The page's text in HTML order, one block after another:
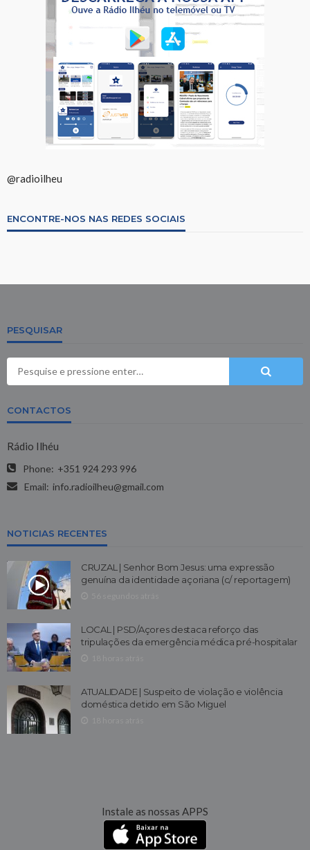
@radioilheu
ENCONTRE-NOS NAS REDES SOCIAIS
PESQUISAR
CONTACTOS
Rádio Ilhéu
Phone: +351 924 293 996
Email: info.radioilheu@gmail.com
NOTICIAS RECENTES
CRUZAL | Senhor Bom Jesus: uma expressão
genuína da identidade açoriana (c/ reportagem)
LOCAL | PSD/Açores destaca reforço das
tripulações da emergência médica pré-hospitalar
ATUALIDADE | Suspeito de violação e violência
doméstica detido em São Miguel
Instale as nossas APPS